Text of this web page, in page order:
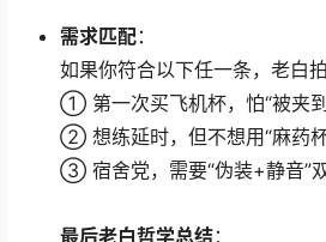
需求匹配：
如果你符合以下任一条，老白
① 第一次买飞机杯，怕“被夹
② 想练延时，但不想用“麻药
③ 宿舍党，需要“伪装+静音”
最后老白哲学总结：